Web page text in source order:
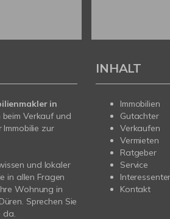
in
Verkauf und
Immobilie zur
und lokaler
in allen Fragen
Wohnung in
Sprechen Sie
da.
INHALT
Immobilien
Gutachter
Verkaufen
Vermieten
Ratgeber
Service
Kontakt